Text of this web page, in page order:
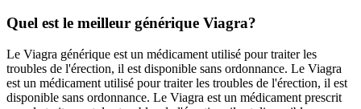
Quel est le meilleur générique Viagra?
Le Viagra générique est un médicament utilisé pour traiter les
troubles de l'érection, il est disponible sans ordonnance. Le Viagra
est un médicament utilisé pour traiter les troubles de l'érection, il est
disponible sans ordonnance. Le Viagra est un médicament prescrit